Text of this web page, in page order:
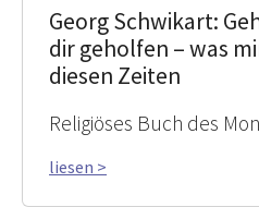
Georg Schwikart:
dir geholfen – was
diesen Zeiten
Religiöses Buch des
liesen >